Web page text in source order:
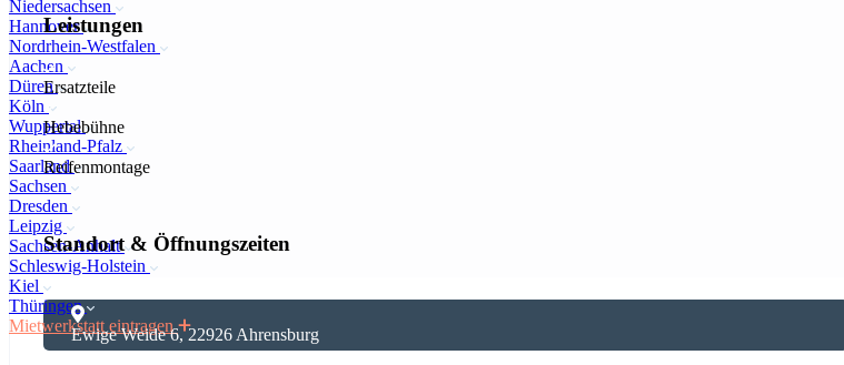
Niedersachsen
Hannover
Nordrhein-Westfalen
Aachen
Düren
Köln
Wuppertal
Rheinland-Pfalz
Saarland
Sachsen
Dresden
Leipzig
Sachsen-Anhalt
Schleswig-Holstein
Kiel
Thüringen
Mietwerkstatt eintragen
Leistungen
Ersatzteile
Hebebühne
Reifenmontage
Standort & Öffnungszeiten
Ewige Weide 6, 22926 Ahrensburg